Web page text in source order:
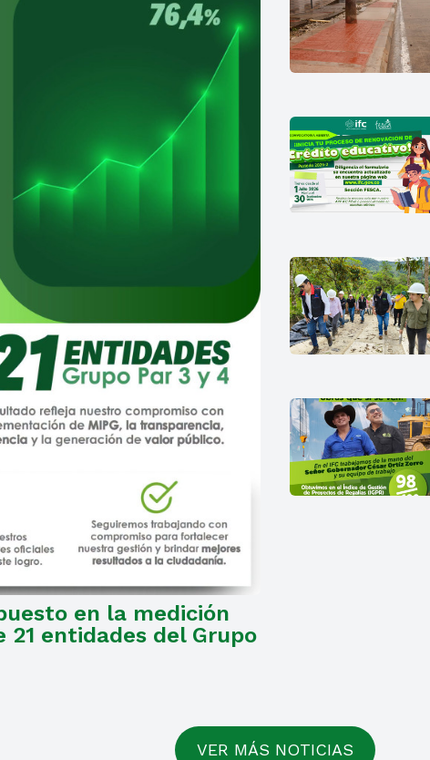
en la medición
21 entidades del Grupo
VER MÁS NOTICIAS